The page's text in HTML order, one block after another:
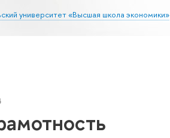
университет «Высшая школа экономики»